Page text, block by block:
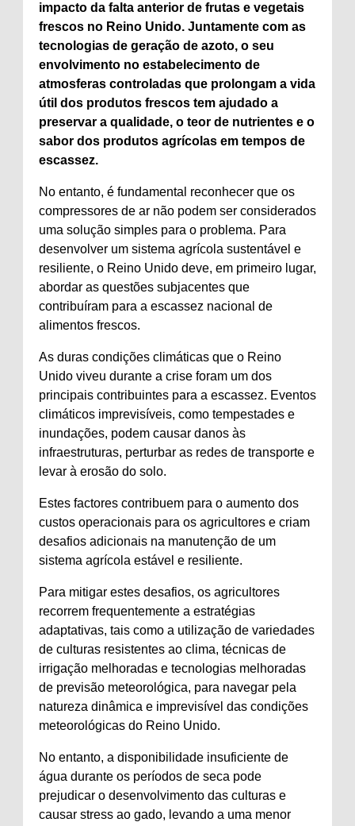
impacto da falta anterior de frutas e vegetais
frescos no Reino Unido. Juntamente com as
tecnologias de geração de azoto, o seu
envolvimento no estabelecimento de
atmosferas controladas que prolongam a vida
útil dos produtos frescos tem ajudado a
preservar a qualidade, o teor de nutrientes e o
sabor dos produtos agrícolas em tempos de
escassez.
No entanto, é fundamental reconhecer que os
compressores de ar não podem ser considerados
uma solução simples para o problema. Para
desenvolver um sistema agrícola sustentável e
resiliente, o Reino Unido deve, em primeiro lugar,
abordar as questões subjacentes que
contribuíram para a escassez nacional de
alimentos frescos.
As duras condições climáticas que o Reino
Unido viveu durante a crise foram um dos
principais contribuintes para a escassez. Eventos
climáticos imprevisíveis, como tempestades e
inundações, podem causar danos às
infraestruturas, perturbar as redes de transporte e
levar à erosão do solo.
Estes factores contribuem para o aumento dos
custos operacionais para os agricultores e criam
desafios adicionais na manutenção de um
sistema agrícola estável e resiliente.
Para mitigar estes desafios, os agricultores
recorrem frequentemente a estratégias
adaptativas, tais como a utilização de variedades
de culturas resistentes ao clima, técnicas de
irrigação melhoradas e tecnologias melhoradas
de previsão meteorológica, para navegar pela
natureza dinâmica e imprevisível das condições
meteorológicas do Reino Unido.
No entanto, a disponibilidade insuficiente de
água durante os períodos de seca pode
prejudicar o desenvolvimento das culturas e
causar stress ao gado, levando a uma menor